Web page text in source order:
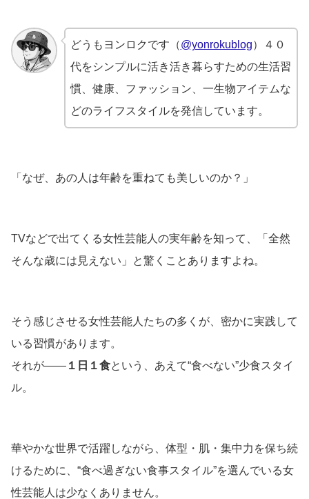
どうもヨンロクです（@yonrokublog）４０
代をシンプルに活き活き暮らすための生活習
慣、健康、ファッション、一生物アイテムな
どのライフスタイルを発信しています。
「なぜ、あの人は年齢を重ねても美しいのか？」
TVなどで出てくる女性芸能人の実年齢を知って、「全然
そんな歳には見えない」と驚くことありますよね。
そう感じさせる女性芸能人たちの多くが、密かに実践して
いる習慣があります。
それが―― １日１食という、あえて“食べない”少食スタイ
ル。
華やかな世界で活躍しながら、体型・肌・集中力を保ち続
けるために、“食べ過ぎない食事スタイル”を選んでいる女
性芸能人は少なくありません。